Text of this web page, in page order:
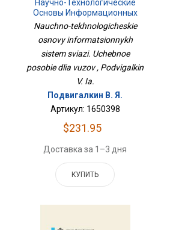
Научно-Технологические
Основы Информационных
Систем Связи. Учебное
Пособие Для Вузов
Nauchno-tekhnologicheskie
osnovy informatsionnykh
sistem sviazi. Uchebnoe
posobie dlia vuzov , Podvigalkin
V. Ia.
Подвигалкин В. Я.
Артикул: 1650398
$231.95
Доставка за 1–3 дня
КУПИТЬ